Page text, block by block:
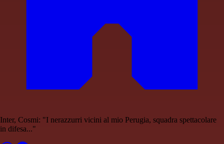
Inter, Cosmi: "I nerazzurri vicini al mio Perugia, squadra spettacolare
in difesa..."